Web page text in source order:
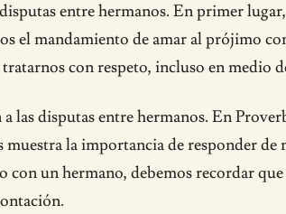
entre hermanos. En primer
el mandamiento de amar al prójimo
con respeto, incluso en medio
disputas entre hermanos. En
la importancia de responder de
un hermano, debemos recordar